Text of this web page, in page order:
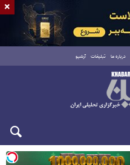
درباره ما تبلیغات آرشیو
×